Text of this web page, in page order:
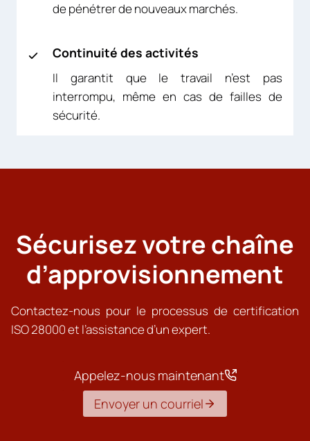
de pénétrer de nouveaux marchés.
Continuité des activités
Il garantit que le travail n’est pas
interrompu, même en cas de failles de
sécurité.
Sécurisez votre chaîne
d’approvisionnement
Contactez-nous pour le processus de certification
ISO 28000 et l’assistance d’un expert.
Appelez-nous maintenant
Envoyer un courriel